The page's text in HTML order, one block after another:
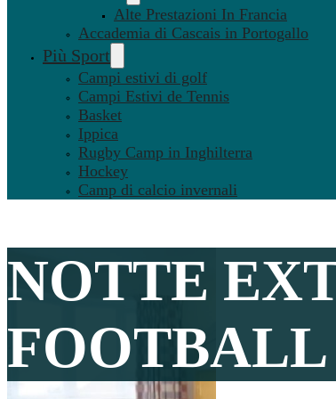
Alte Prestazioni In Francia
Accademia di Cascais in Portogallo
Più Sport
Campi estivi di golf
Campi Estivi de Tennis
Basket
Ippica
Rugby Camp in Inghilterra
Hockey
Camp di calcio invernali
NOTTE
FOOTBALL